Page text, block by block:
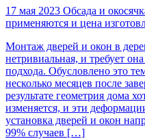
17 мая 2023 Обсада и
применяются и цена
Монтаж дверей и окон в
нетривиальная, и требует
подхода. Обусловлено это
несколько месяцев после
результате геометрия дома
изменяется, и эти
установка дверей и окон
99% случаев […]